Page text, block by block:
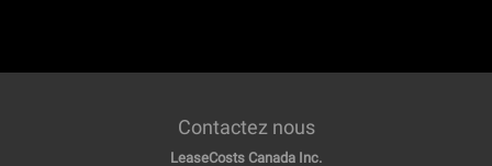
Contactez nous
LeaseCosts Canada Inc.